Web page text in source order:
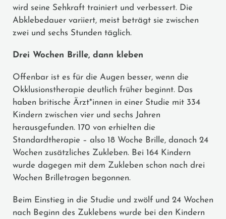
wird seine Sehkraft trainiert und verbessert. Die
Abklebedauer variiert, meist beträgt sie zwischen
zwei und sechs Stunden täglich.
Drei Wochen Brille, dann kleben
Offenbar ist es für die Augen besser, wenn die
Okklusionstherapie deutlich früher beginnt. Das
haben britische Ärzt*innen in einer Studie mit 334
Kindern zwischen vier und sechs Jahren
herausgefunden. 170 von erhielten die
Standardtherapie – also 18 Woche Brille, danach 24
Wochen zusätzliches Zukleben. Bei 164 Kindern
wurde dagegen mit dem Zukleben schon nach drei
Wochen Brilletragen begonnen.
Beim Einstieg in die Studie und zwölf und 24 Wochen
nach Beginn des Zuklebens wurde bei den Kindern